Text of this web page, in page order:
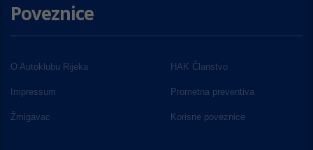
Poveznice
O Autoklubu Rijeka HAK Članstvo
Impressum Prometna preventiva
Žmigavac Korisne poveznice